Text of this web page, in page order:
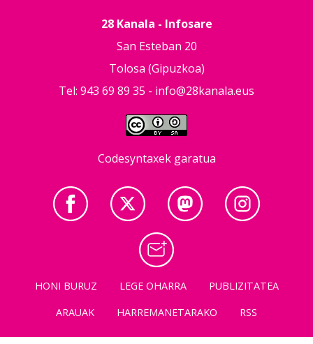
28 Kanala - Infosare
San Esteban 20
Tolosa (Gipuzkoa)
Tel: 943 69 89 35 - info@28kanala.eus
Codesyntaxek garatua
HONI BURUZ LEGE OHARRA
PUBLIZITATEA
ARAUAK
HARREMANETARAKO RSS